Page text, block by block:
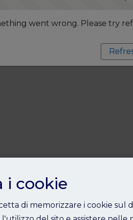
went wrong. Please try
i cookie
di memorizzare i cookie sul